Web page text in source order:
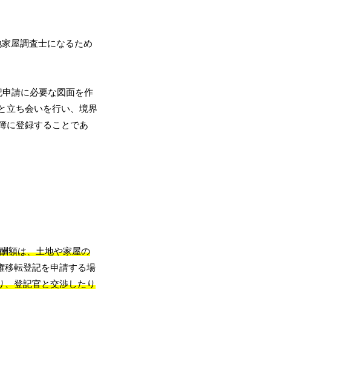
屋調査士になるため
請に必要な図面を作
立ち会いを行い、境界
に登録することであ
額は、土地や家屋の
移転登記を申請する場
、登記官と交渉したり